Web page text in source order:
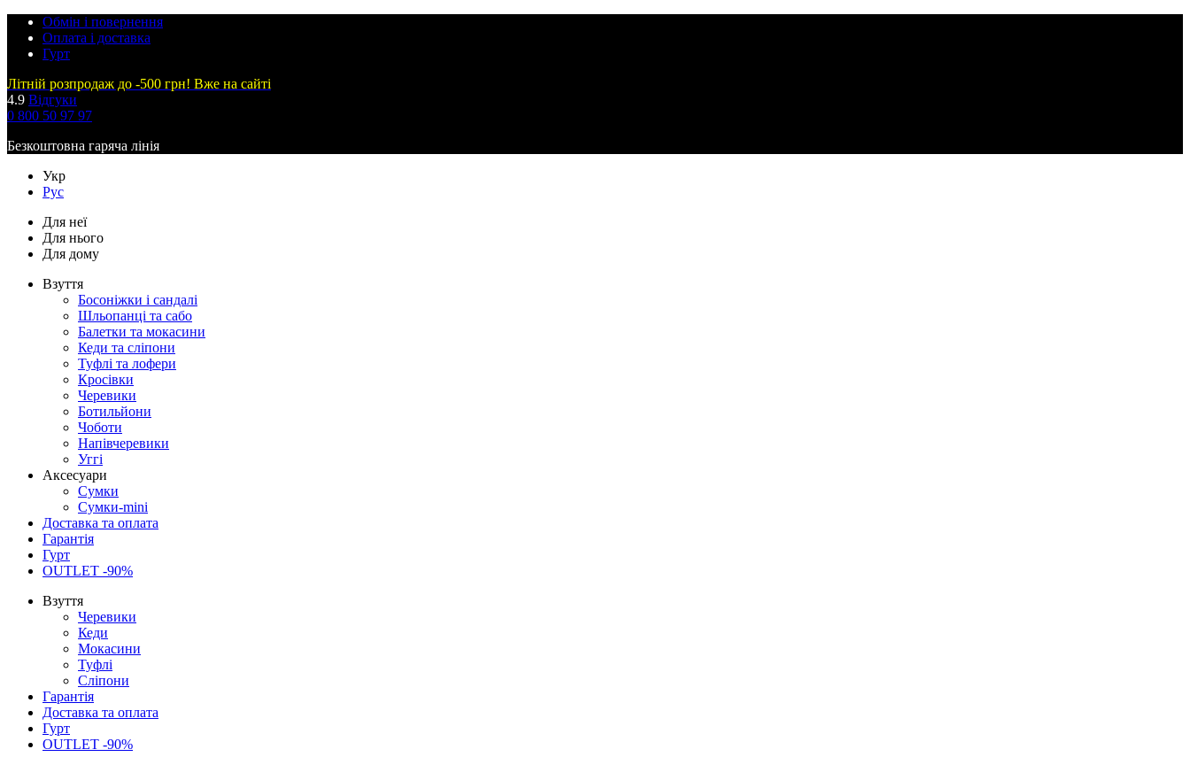
Обмін і повернення
Оплата і доставка
Гурт
Літній розпродаж до -500 грн! Вже на сайті
4.9 Відгуки
0 800 50 97 97
Безкоштовна гаряча лінія
Укр
Рус
Для неї
Для нього
Для дому
Взуття
Босоніжки і сандалі
Шльопанці та сабо
Балетки та мокасини
Кеди та сліпони
Туфлі та лофери
Кросівки
Черевики
Ботильйони
Чоботи
Напівчеревики
Уггі
Аксесуари
Сумки
Сумки-mini
Доставка та оплата
Гарантія
Гурт
OUTLET -90%
Взуття
Черевики
Кеди
Мокасини
Туфлі
Сліпони
Гарантія
Доставка та оплата
Гурт
OUTLET -90%